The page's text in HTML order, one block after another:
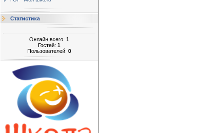
Статистика
Онлайн всего: 1
Гостей: 1
Пользователей: 0